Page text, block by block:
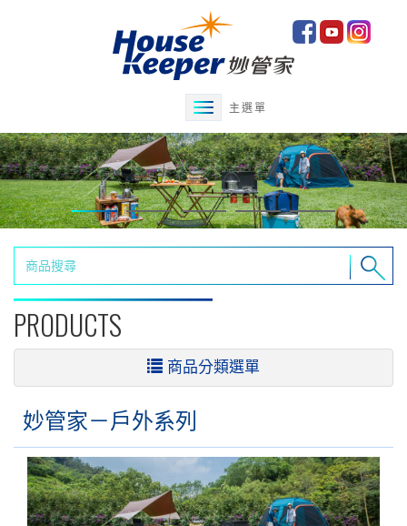
主選單
PRODUCTS
商品分類選單
妙管家－戶外系列